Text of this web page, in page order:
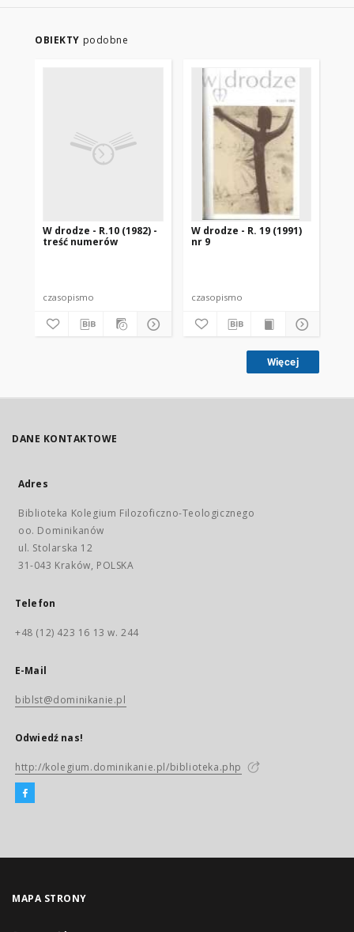
OBIEKTY podobne
W drodze - R.10 (1982) -
treść numerów
czasopismo
W drodze - R. 19 (1991)
nr 9
czasopismo
Więcej
DANE KONTAKTOWE
Adres
Biblioteka Kolegium Filozoficzno-Teologicznego
oo. Dominikanów
ul. Stolarska 12
31-043 Kraków, POLSKA
Telefon
+48 (12) 423 16 13 w. 244
E-Mail
biblst@dominikanie.pl
Odwiedź nas!
http://kolegium.dominikanie.pl/biblioteka.php
MAPA STRONY